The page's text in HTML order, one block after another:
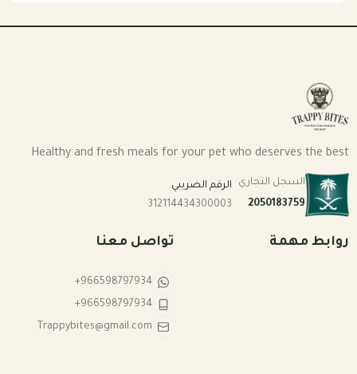
Healthy and fresh meals for your pet who deserves the best
السجل التجاري
2050183759
الرقم الضريبي
312114434300003
روابط مهمة تواصل معنا
+966598797934
+966598797934
Trappybites@gmail.com